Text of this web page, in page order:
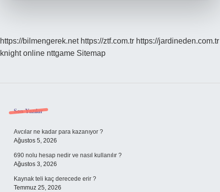
https://bilmengerek.net https://ztf.com.tr https://jardineden.com.tr
knight online nttgame Sitemap
Sidebar
Son Yazılar
Avcılar ne kadar para kazanıyor ?
Ağustos 5, 2026
690 nolu hesap nedir ve nasıl kullanılır ?
Ağustos 3, 2026
Kaynak teli kaç derecede erir ?
Temmuz 25, 2026